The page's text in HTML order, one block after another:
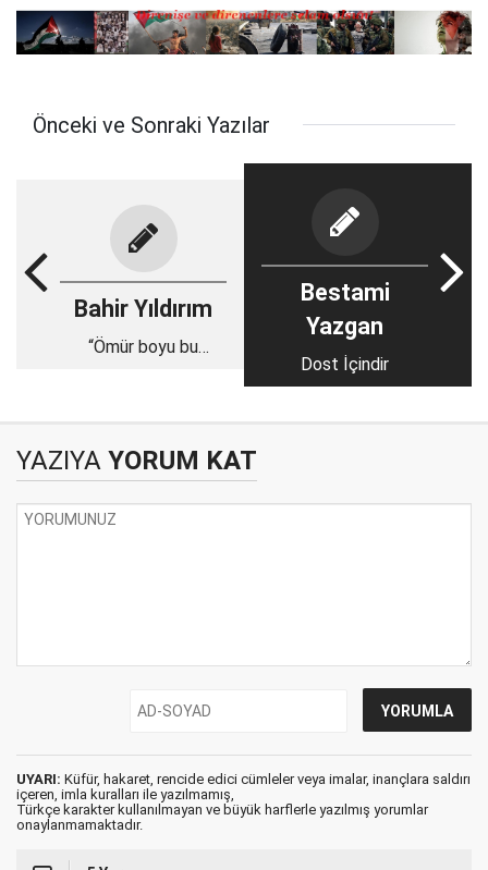
Önceki ve Sonraki Yazılar
Bahir Yıldırım
“Ömür boyu bu
Bestami
Yazgan
Dost İçindir
YAZIYA YORUM KAT
UYARI: Küfür, hakaret, rencide edici cümleler veya imalar, inançlara saldırı
içeren, imla kuralları ile yazılmamış,
Türkçe karakter kullanılmayan ve büyük harflerle yazılmış yorumlar
onaylanmamaktadır.